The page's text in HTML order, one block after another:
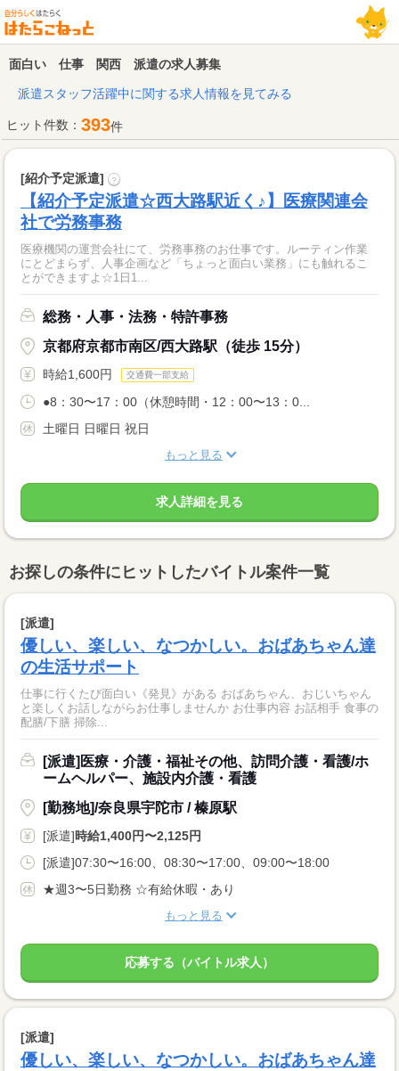
面白い 仕事 関西 派遣の求人募集
派遣スタッフ活躍中に関する求人情報を見てみる
ヒット件数： 393件
[紹介予定派遣] ?
【紹介予定派遣☆西大路駅近く♪】医療関連会
社で労務事務
医療機関の運営会社にて、労務事務のお仕事です。ルーティン作業
にとどまらず、人事企画など「ちょっと面白い業務」にも触れるこ
とができますよ☆1日1...
総務・人事・法務・特許事務
京都府京都市南区/西大路駅（徒歩 15分）
時給1,600円 交通費一部支給
●8：30〜17：00（休憩時間・12：00〜13：0...
土曜日 日曜日 祝日
もっと見る
求人詳細を見る
お探しの条件にヒットしたバイトル案件一覧
[派遣]
優しい、楽しい、なつかしい。おばあちゃん達
の生活サポート
仕事に行くたび面白い《発見》がある おばあちゃん、おじいちゃん
と楽しくお話しながらお仕事しませんか お仕事内容 お話相手 食事の
配膳/下膳 掃除...
[派遣]医療・介護・福祉その他、訪問介護・看護/ホ
ームヘルパー、施設内介護・看護
[勤務地]/奈良県宇陀市 / 榛原駅
[派遣]時給1,400円〜2,125円
[派遣]07:30〜16:00、08:30〜17:00、09:00〜18:00
★週3〜5日勤務 ☆有給休暇・あり
もっと見る
応募する（バイトル求人）
[派遣]
優しい、楽しい、なつかしい。おばあちゃん達